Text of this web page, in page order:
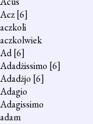
Acz[6]
aczkoli
aczkolwiek
Ad[6]
Adadżissimo [6]
Adadżjo [6]
Adagio
Adagissimo
adam